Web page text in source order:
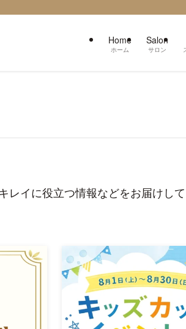
Home
ホーム
Salon
サロン
イに役立つ情報などをお届けして